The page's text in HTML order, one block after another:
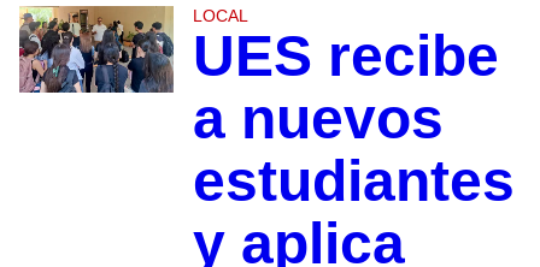
LOCAL
UES recibe
a nuevos
estudiantes
y aplica